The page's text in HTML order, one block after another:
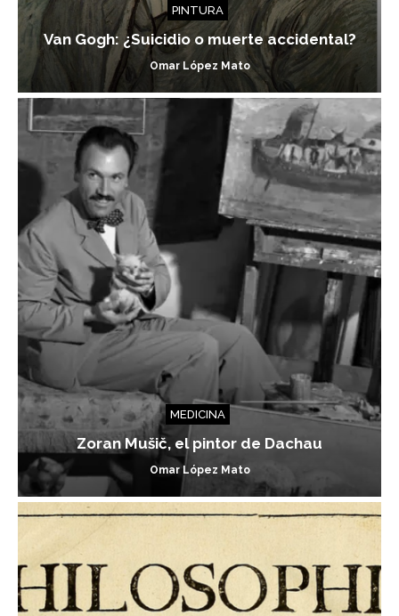
PINTURA
Van Gogh: ¿Suicidio o muerte accidental?
Omar López Mato
MEDICINA
Zoran Mušič, el pintor de Dachau
Omar López Mato